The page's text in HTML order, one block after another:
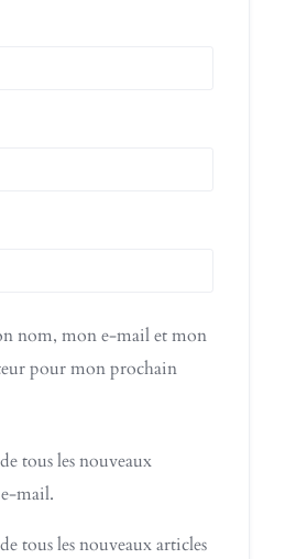
nom, mon e-mail et mon
pour mon prochain
tous les nouveaux
mail.
tous les nouveaux articles